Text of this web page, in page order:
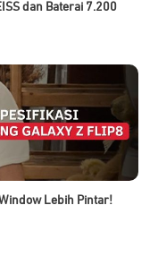
dan Baterai 7.200
Lebih Pintar!